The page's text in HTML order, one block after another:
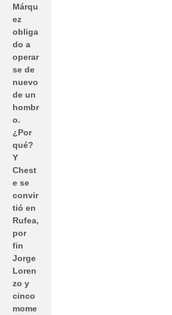
Márqu
ez
obliga
do a
operar
se de
nuevo
de un
hombr
o.
¿Por
qué?
Y
Chest
e se
convir
tió en
Rufea,
por
fin
Jorge
Loren
zo y
cinco
mome